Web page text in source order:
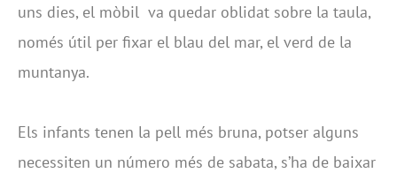
uns dies, el mòbil va quedar oblidat sobre la taula,
només útil per fixar el blau del mar, el verd de la
muntanya.
Els infants tenen la pell més bruna, potser alguns
necessiten un número més de sabata, s’ha de baixar